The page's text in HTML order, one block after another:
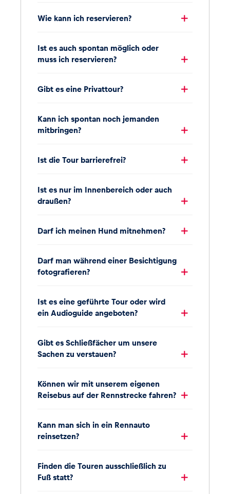
Wie kann ich reservieren?
Ist es auch spontan möglich oder
muss ich reservieren?
Gibt es eine Privattour?
Kann ich spontan noch jemanden
mitbringen?
Ist die Tour barrierefrei?
Ist es nur im Innenbereich oder auch
draußen?
Darf ich meinen Hund mitnehmen?
Darf man während einer Besichtigung
fotografieren?
Ist es eine geführte Tour oder wird
ein Audioguide angeboten?
Gibt es Schließfächer um unsere
Sachen zu verstauen?
Können wir mit unserem eigenen
Reisebus auf der Rennstrecke fahren?
Kann man sich in ein Rennauto
reinsetzen?
Finden die Touren ausschließlich zu
Fuß statt?